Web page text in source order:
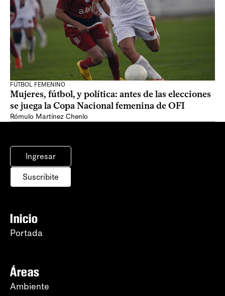
FÚTBOL FEMENINO
Mujeres, fútbol, y política: antes de las elecciones
se juega la Copa Nacional femenina de OFI
Rómulo Martínez Chenlo
Ingresar
Suscribite
Inicio
Portada
Áreas
Ambiente